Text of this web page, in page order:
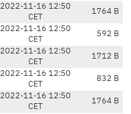
2022-11-16 12:50
CET
1764 B
2022-11-16 12:50
CET
592 B
2022-11-16 12:50
CET
1712 B
2022-11-16 12:50
CET
832 B
2022-11-16 12:50
CET
1764 B